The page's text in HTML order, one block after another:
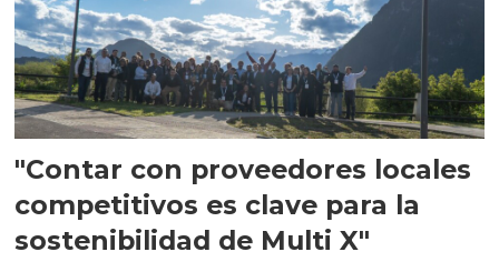
"Contar con proveedores locales
competitivos es clave para la
sostenibilidad de Multi X"